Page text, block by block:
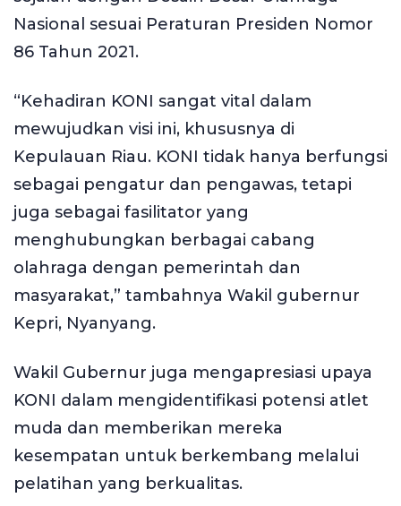
Nasional sesuai Peraturan Presiden Nomor
86 Tahun 2021.
“Kehadiran KONI sangat vital dalam
mewujudkan visi ini, khususnya di
Kepulauan Riau. KONI tidak hanya berfungsi
sebagai pengatur dan pengawas, tetapi
juga sebagai fasilitator yang
menghubungkan berbagai cabang
olahraga dengan pemerintah dan
masyarakat,” tambahnya Wakil gubernur
Kepri, Nyanyang.
Wakil Gubernur juga mengapresiasi upaya
KONI dalam mengidentifikasi potensi atlet
muda dan memberikan mereka
kesempatan untuk berkembang melalui
pelatihan yang berkualitas.